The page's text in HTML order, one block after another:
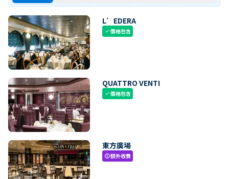
L’EDERA
check價格包含
QUATTRO VENTI
check價格包含
東方廣場
paid額外收費